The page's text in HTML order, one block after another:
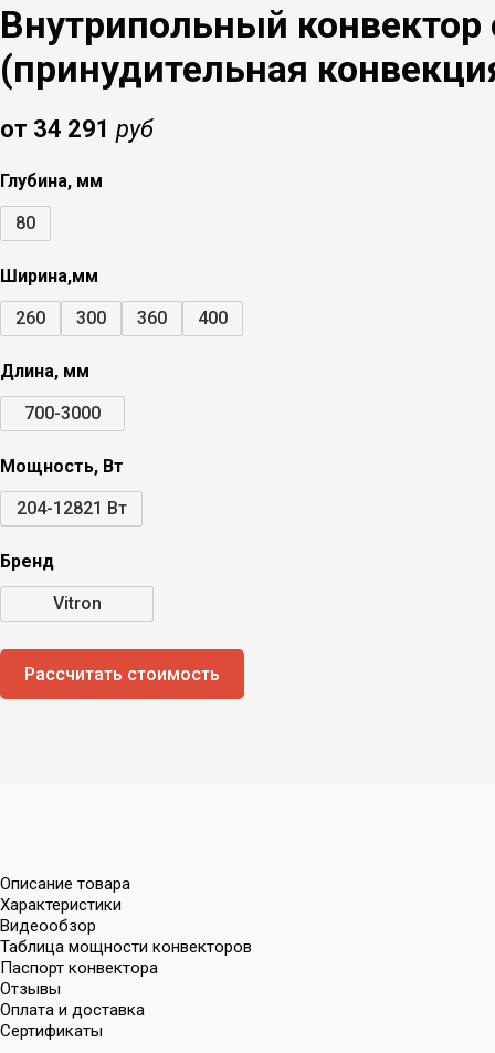
Внутрипольный
(принудительная
от 34 291 руб
Глубина, мм
80
Ширина,мм
260
300 360 400
Длина, мм
700-3000
Мощность, Вт
204-12821 Вт
Бренд
Vitron
Рассчитать стоимость
Описание товара
Характеристики
Видеообзор
Таблица мощности конвекторов
Паспорт конвектора
Отзывы
Оплата и доставка
Сертификаты